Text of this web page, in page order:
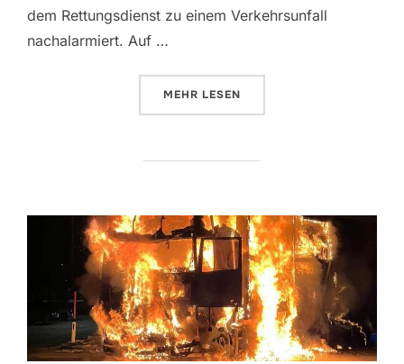
dem Rettungsdienst zu einem Verkehrsunfall
nachalarmiert. Auf …
MEHR ÜBER „SAMMELRUF –
LESEN